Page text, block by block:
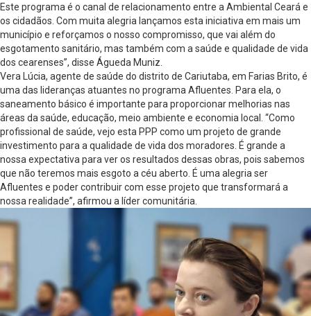
Este programa é o canal de relacionamento entre a Ambiental Ceará e
os cidadãos. Com muita alegria lançamos esta iniciativa em mais um
município e reforçamos o nosso compromisso, que vai além do
esgotamento sanitário, mas também com a saúde e qualidade de vida
dos cearenses”, disse Águeda Muniz.
Vera Lúcia, agente de saúde do distrito de Cariutaba, em Farias Brito, é
uma das lideranças atuantes no programa Afluentes. Para ela, o
saneamento básico é importante para proporcionar melhorias nas
áreas da saúde, educação, meio ambiente e economia local. “Como
profissional de saúde, vejo esta PPP como um projeto de grande
investimento para a qualidade de vida dos moradores. É grande a
nossa expectativa para ver os resultados dessas obras, pois sabemos
que não teremos mais esgoto a céu aberto. É uma alegria ser
Afluentes e poder contribuir com esse projeto que transformará a
nossa realidade”, afirmou a líder comunitária.